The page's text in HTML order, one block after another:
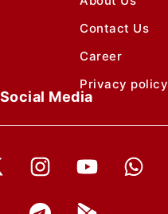
Contact Us
Career
Privacy policy
Media